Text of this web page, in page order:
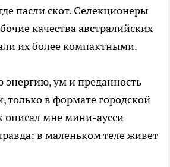
пасли скот. Селекционеры
качества австралийских
их более компактными.
энергию, ум и преданность
только в формате городской
описал мне мини-аусси
в маленьком теле живет